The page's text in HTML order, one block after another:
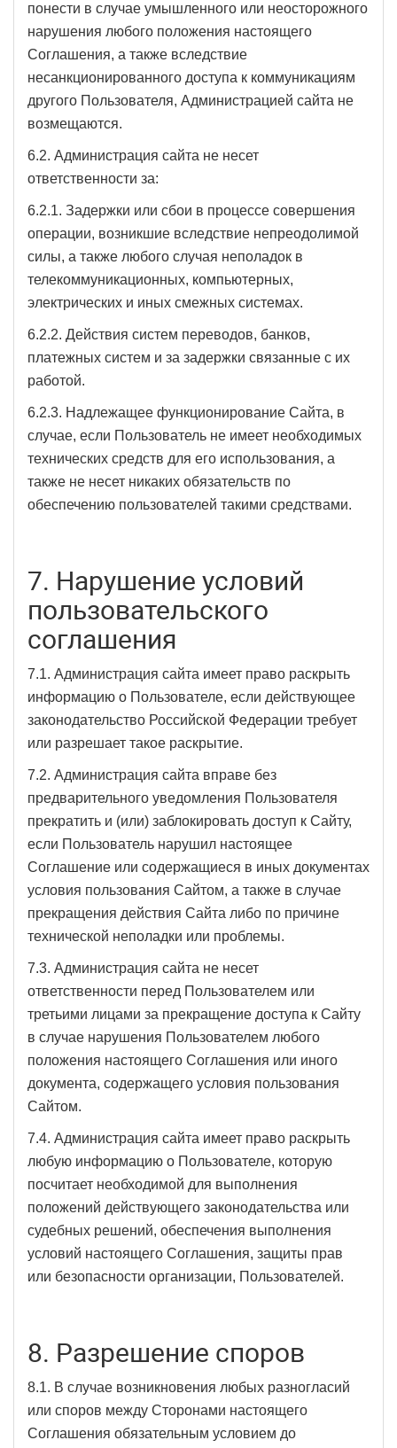
понести в случае умышленного или неосторожного
нарушения любого положения настоящего
Соглашения, а также вследствие
несанкционированного доступа к коммуникациям
другого Пользователя, Администрацией сайта не
возмещаются.
6.2. Администрация сайта не несет
ответственности за:
6.2.1. Задержки или сбои в процессе совершения
операции, возникшие вследствие непреодолимой
силы, а также любого случая неполадок в
телекоммуникационных, компьютерных,
электрических и иных смежных системах.
6.2.2. Действия систем переводов, банков,
платежных систем и за задержки связанные с их
работой.
6.2.3. Надлежащее функционирование Сайта, в
случае, если Пользователь не имеет необходимых
технических средств для его использования, а
также не несет никаких обязательств по
обеспечению пользователей такими средствами.
7. Нарушение условий
пользовательского
соглашения
7.1. Администрация сайта имеет право раскрыть
информацию о Пользователе, если действующее
законодательство Российской Федерации требует
или разрешает такое раскрытие.
7.2. Администрация сайта вправе без
предварительного уведомления Пользователя
прекратить и (или) заблокировать доступ к Сайту,
если Пользователь нарушил настоящее
Соглашение или содержащиеся в иных документах
условия пользования Сайтом, а также в случае
прекращения действия Сайта либо по причине
технической неполадки или проблемы.
7.3. Администрация сайта не несет
ответственности перед Пользователем или
третьими лицами за прекращение доступа к Сайту
в случае нарушения Пользователем любого
положения настоящего Соглашения или иного
документа, содержащего условия пользования
Сайтом.
7.4. Администрация сайта имеет право раскрыть
любую информацию о Пользователе, которую
посчитает необходимой для выполнения
положений действующего законодательства или
судебных решений, обеспечения выполнения
условий настоящего Соглашения, защиты прав
или безопасности организации, Пользователей.
8. Разрешение споров
8.1. В случае возникновения любых разногласий
или споров между Сторонами настоящего
Соглашения обязательным условием до